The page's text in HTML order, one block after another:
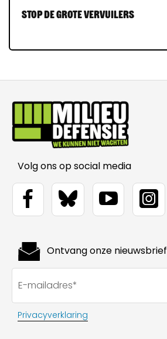
Stop de grote vervuilers
Volg ons op social media
Ontvang onze nieuwsbrief
Privacyverklaring